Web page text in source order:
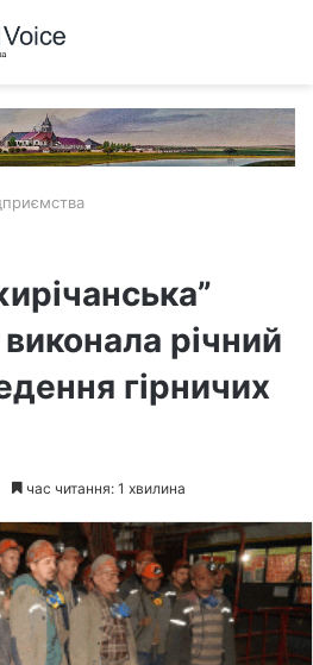
річний
гірничих
час читання: 1 хвилина